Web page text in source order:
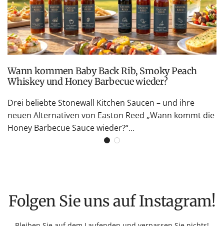
Wann kommen Baby Back Rib, Smoky Peach
Whiskey und Honey Barbecue wieder?
Drei beliebte Stonewall Kitchen Saucen – und ihre
neuen Alternativen von Easton Reed „Wann kommt die
Honey Barbecue Sauce wieder?“...
Folgen Sie uns auf Instagram!